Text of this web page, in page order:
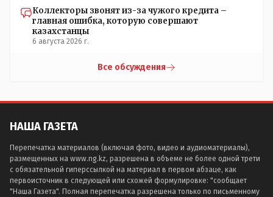
Коллекторы звонят из-за чужого кредита –
главная ошибка, которую совершают
казахстанцы
6 августа 2026 г.
Все обсуждения
НАША ГАЗЕТА
Перепечатка материалов (включая фото, видео и аудиоматериалы),
размещенных на www.ng.kz, разрешена в объеме не более одной трети
с обязательной гиперссылкой на материал в первом абзаце, как
первоисточник в следующей или схожей формулировке: "сообщает
"Наша Газета". Полная перепечатка разрешена только по письменному